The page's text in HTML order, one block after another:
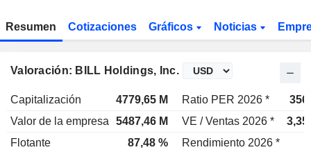
Resumen Cotizaciones Gráficos Noticias
Valoración: BILL Holdings, Inc.
Capitalización 4779,65 M Ratio PER 2026 *
Valor de la empresa
5487,46 M VE / Ventas 2026 *
Flotante
87,48 % Rendimiento 2026 *